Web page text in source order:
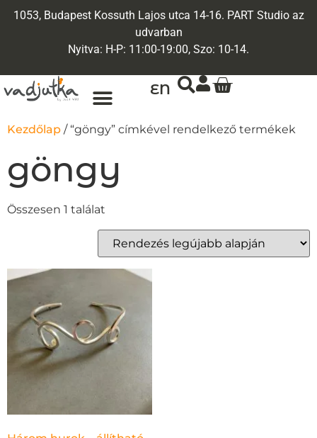
1053, Budapest Kossuth Lajos utca 14-16. PART Studio az
udvarban
Nyitva: H-P: 11:00-19:00, Szo: 10-14.
EN
Kezdőlap / “göngy” címkével rendelkező termékek
göngy
Összesen 1 találat